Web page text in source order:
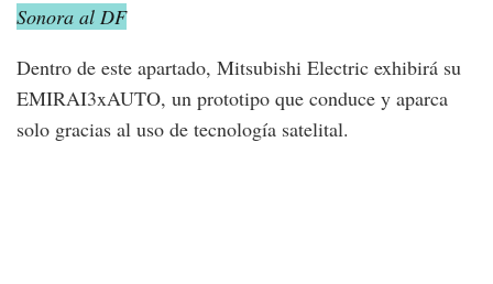
Sonora al DF
Dentro de este apartado, Mitsubishi Electric exhibirá su
EMIRAI3xAUTO, un prototipo que conduce y aparca
solo gracias al uso de tecnología satelital.